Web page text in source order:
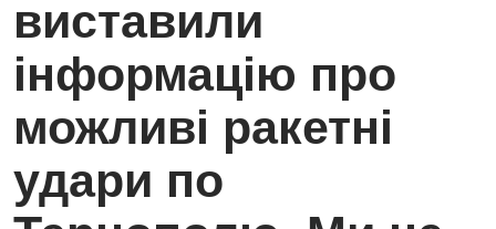
виставили
інформацію про
можливі ракетні
удари по